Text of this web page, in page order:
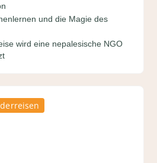
und die Magie des
wird eine nepalesische NGO